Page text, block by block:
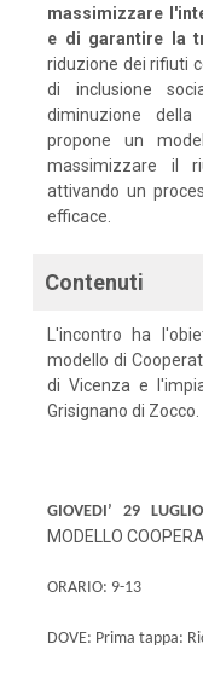
massimizzare
e di garantire la
riduzione dei rifiuti
di inclusione
diminuzione
propone un
massimizzare il
attivando un
efficace.
Contenuti
L'incontro ha
modello di
di Vicenza e
Grisignano di Zocco.
GIOVEDI’ 29
MODELLO
ORARIO: 9-13
DOVE: Prima tappa: